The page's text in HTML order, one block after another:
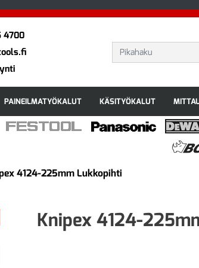
4700
PAINEILMATYÖKALUT KÄSITYÖKALUT
4124-225mm Lukkopihti
Knipex 4124-